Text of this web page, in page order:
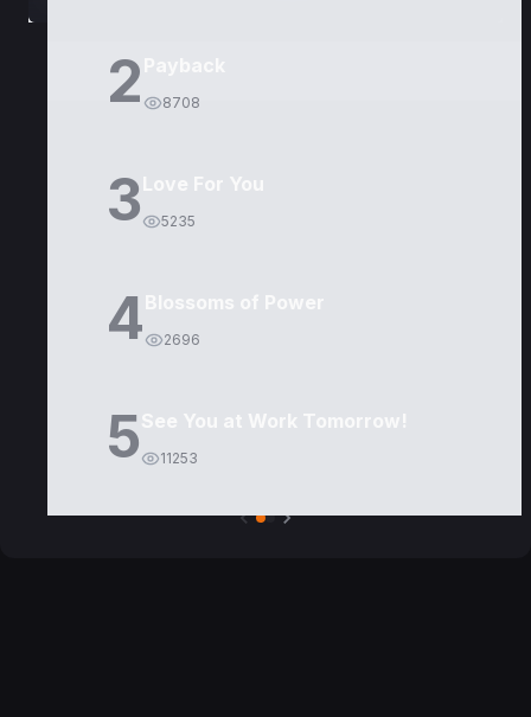
2 8708
3 5235
4 2696
5 11253